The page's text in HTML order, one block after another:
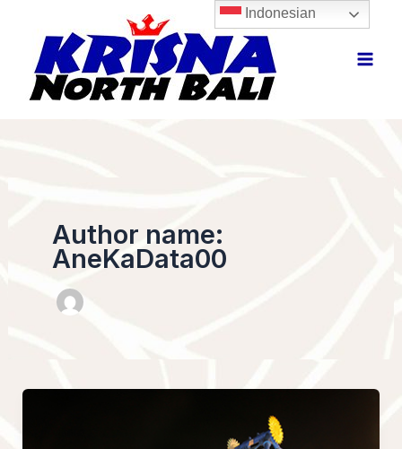
content
Author name:
AneKaData00
Indonesian